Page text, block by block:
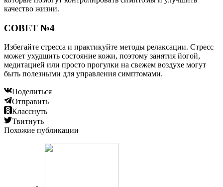
качество жизни.
СОВЕТ №4
Избегайте стресса и практикуйте методы релаксации. Стресс
может ухудшить состояние кожи, поэтому занятия йогой,
медитацией или просто прогулки на свежем воздухе могут
быть полезными для управления симптомами.
Поделиться
Отправить
Класснуть
Твитнуть
Похожие публикации